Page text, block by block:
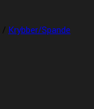
/ Krybber/Spande